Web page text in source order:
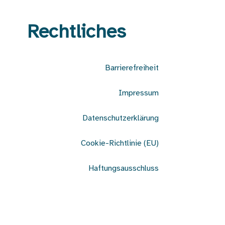
Rechtliches
Barrierefreiheit
Impressum
Datenschutzerklärung
Cookie-Richtlinie (EU)
Haftungsausschluss